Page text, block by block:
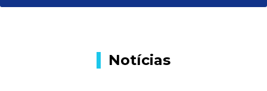
Notícias